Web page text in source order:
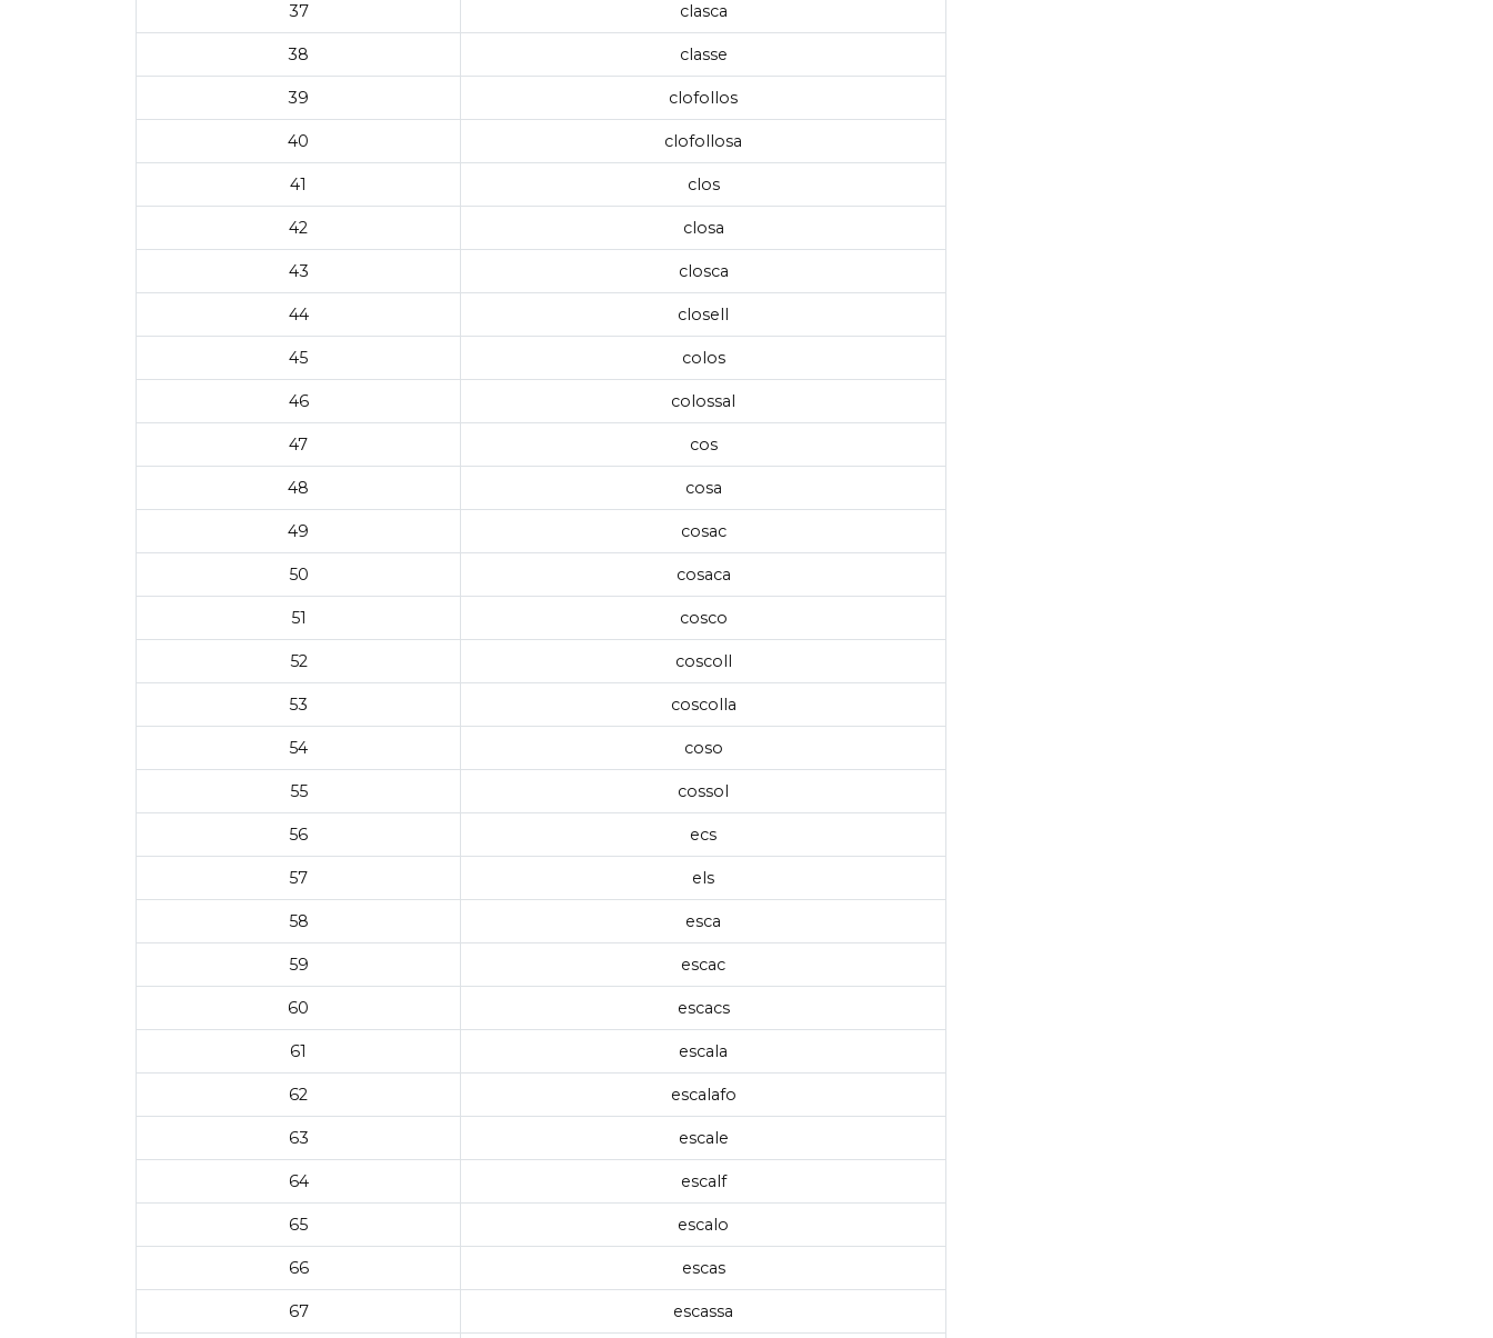
37 clasca
38 classe
39 clofollos
40 clofollosa
41 clos
42 closa
43 closca
44 closell
45 colos
46 colossal
47 cos
48 cosa
49 cosac
50 cosaca
51 cosco
52 coscoll
53 coscolla
54 coso
55 cossol
56 ecs
57 els
58 esca
59 escac
60 escacs
61 escala
62 escalafo
63 escale
64 escalf
65 escalo
66 escas
67 escassa